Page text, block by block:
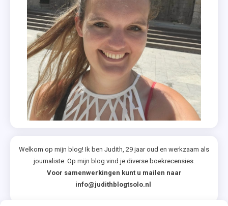
Welkom op mijn blog! Ik ben Judith, 29 jaar oud en werkzaam als
journaliste. Op mijn blog vind je diverse boekrecensies.
Voor samenwerkingen kunt u mailen naar
info@judithblogtsolo.nl